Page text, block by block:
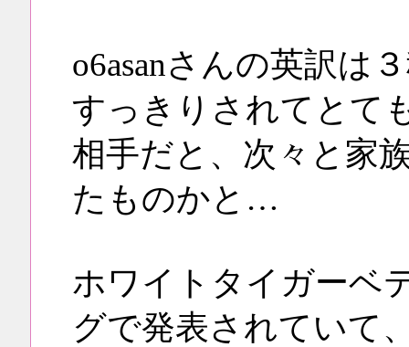
o6asanさんの英訳は
すっきりされてとて
相手だと、次々と家
たものかと…
ホワイトタイガーベ
グで発表されていて